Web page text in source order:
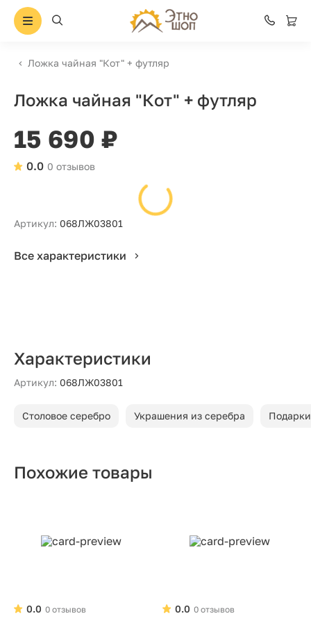
Ложка чайная "Кот" + футляр
Ложка чайная "Кот" + футляр
15 690 ₽
0 отзывов
0.0
Артикул: 068ЛЖ03801
Все характеристики
Характеристики
Артикул: 068ЛЖ03801
Столовое серебро Украшения из серебра
Похожие товары
0 отзывов
0.0
0 отзывов
0.0